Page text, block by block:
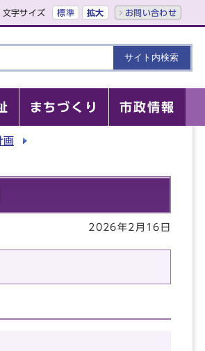
文字サイズ 標準 拡大 お問い合わせ
まちづくり 市政情報
画
2026年2月16日